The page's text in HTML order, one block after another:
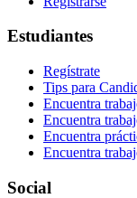
Estudiantes
Regístrate
Tips para
Encuentra
Encuentra
Encuentra
Encuentra
Social